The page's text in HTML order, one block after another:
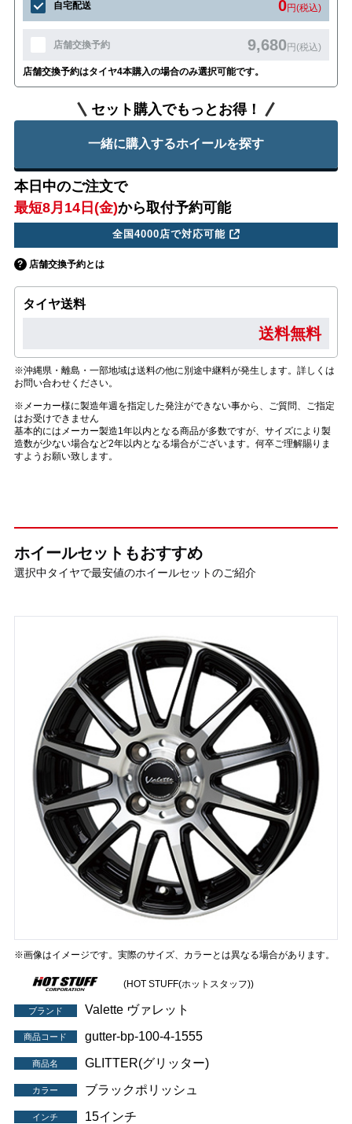
自宅配送 0円(税込)
店舗交換予約 9,680円(税込)
店舗交換予約はタイヤ4本購入の場合のみ選択可能です。
セット購入でもっとお得！
一緒に購入するホイールを探す
本日中のご注文で
最短8月14日(金)から取付予約可能
全国4000店で対応可能
店舗交換予約とは
タイヤ送料
送料無料
※沖縄県・離島・一部地域は送料の他に別途中継料が発生します。詳しくは
お問い合わせください。
※メーカー様に製造年週を指定した発注ができない事から、ご質問、ご指定
はお受けできません
基本的にはメーカー製造1年以内となる商品が多数ですが、サイズにより製
造数が少ない場合など2年以内となる場合がございます。何卒ご理解賜りま
すようお願い致します。
ホイールセットもおすすめ
選択中タイヤで最安値のホイールセットのご紹介
※画像はイメージです。実際のサイズ、カラーとは異なる場合があります。
(HOT STUFF(ホットスタッフ))
ブランド Valette ヴァレット
商品コード gutter-bp-100-4-1555
商品名 GLITTER(グリッター)
カラー ブラックポリッシュ
インチ 15インチ